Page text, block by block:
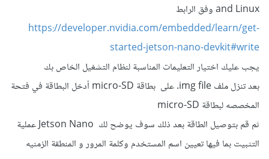
and Linux وفق الرابط
https://developer.nvidia.com/embedded/learn/get-
started-jetson-nano-devkit#write
يجب عليك اختيار التعليمات المناسبة لنظام التشغيل الخاص بك
بعد تنزل ملف img file. على بطاقة micro-SD أدخل البطاقة في فتحة
المخصصه لبطاقة micro-SD
ثم قم بتوصيل الطاقة بعد ذلك سوف يوضح لك Jetson Nano عملية
التثبيت بما فيها تعيين اسم المستخدم وكلمة المرور و المنطقة الزمنيه